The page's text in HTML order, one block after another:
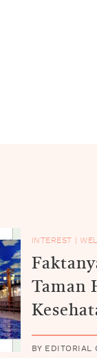
INTEREST |
Taman
BY EDITORIAL